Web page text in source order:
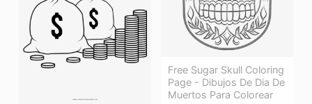
Free Sugar Skull Coloring
Page - Dibujos De Dia De
Muertos Para Colorear